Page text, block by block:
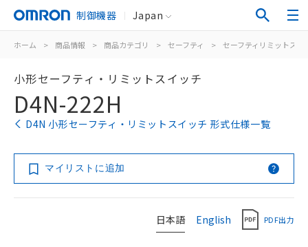
制御機器 Japan
ホーム > 商品情報 > 商品カテゴリ > セーフティ > セーフティリミットスイ
小形セーフティ・リミットスイッチ
D4N-222H
D4N 小形セーフティ・リミットスイッチ 形式仕様一覧
マイリストに追加
日本語 English PDF出力